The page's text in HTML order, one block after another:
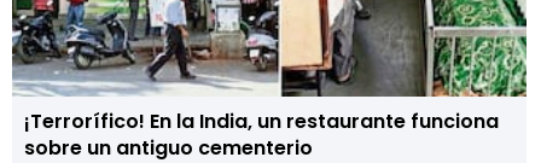
¡Terrorífico! En la India, un restaurante funciona
sobre un antiguo cementerio